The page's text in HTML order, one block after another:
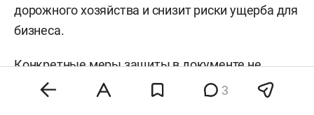
дорожного хозяйства и снизит риски ущерба для
бизнеса.
Конкретные меры защиты в документе не
уточняются, однако на практике уже
3